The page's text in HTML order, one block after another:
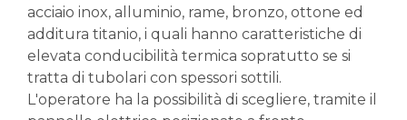
acciaio inox, alluminio, rame, bronzo, ottone ed
additura titanio, i quali hanno caratteristiche di
elevata conducibilità termica sopratutto se si
tratta di tubolari con spessori sottili.
L'operatore ha la possibilità di scegliere, tramite il